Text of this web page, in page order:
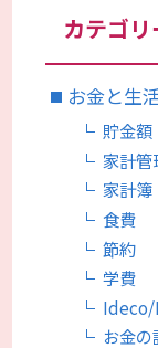
カテゴリ
お金と生
貯金額
家計管
家計簿
食費
節約
学費
Ideco/
お金の